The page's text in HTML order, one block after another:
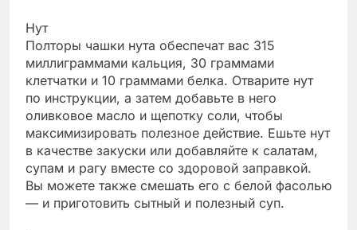
Нут
Полторы чашки нута обеспечат вас 315
миллиграммами кальция, 30 граммами
клетчатки и 10 граммами белка. Отварите нут
по инструкции, а затем добавьте в него
оливковое масло и щепотку соли, чтобы
максимизировать полезное действие. Ешьте нут
в качестве закуски или добавляйте к салатам,
супам и рагу вместе со здоровой заправкой.
Вы можете также смешать его с белой фасолью
— и приготовить сытный и полезный суп.